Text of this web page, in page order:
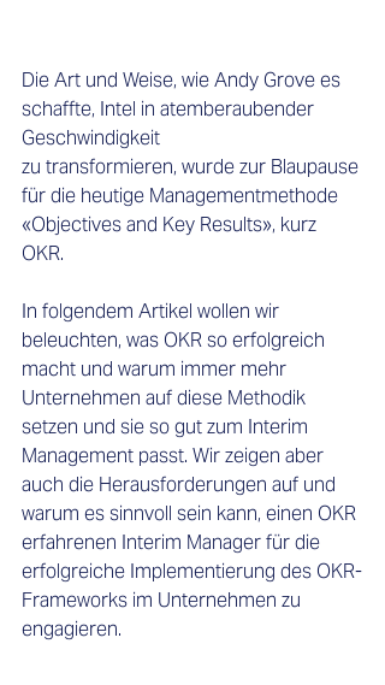
Die Art und Weise, wie Andy Grove es
schaffte, Intel in atemberaubender
Geschwindigkeit
zu transformieren, wurde zur Blaupause
für die heutige Managementmethode
«Objectives and Key Results», kurz
OKR.
In folgendem Artikel wollen wir
beleuchten, was OKR so erfolgreich
macht und warum immer mehr
Unternehmen auf diese Methodik
setzen und sie so gut zum Interim
Management passt. Wir zeigen aber
auch die Herausforderungen auf und
warum es sinnvoll sein kann, einen OKR
erfahrenen Interim Manager für die
erfolgreiche Implementierung des OKR-
Frameworks im Unternehmen zu
engagieren.